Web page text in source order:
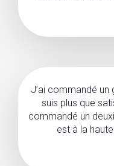
J’ai commandé un
suis plus que
commandé un
est à la